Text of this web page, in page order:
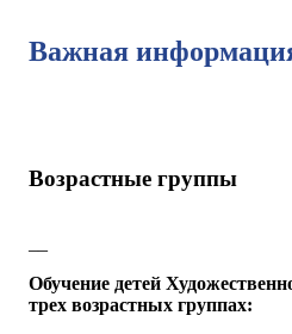
Важная
Возрастные группы
Обучение детей
трех возрастных группах: